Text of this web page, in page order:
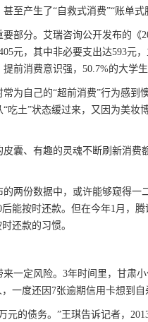
至产生了“自救式消费”“账单式
分。艾瑞咨询公开发布的《
元，其中非必要支出达593元
前消费意识强，50.7%的大学生
自己的“超前消费”行为感到
吃土”状态缓过来，又因为美妆
、有趣的灵魂不断刷新消费
份数据中，或许能够窥得一
能按时还款。但在今年1月，腾
还款的习惯。
定风险。3年时间里，甘肃小
一度还因7张逾期信用卡想到自
的债务。”王琪告诉记者，